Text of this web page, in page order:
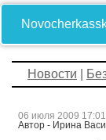
Новости
06 июля 2009 17:01
Автор - Ирина